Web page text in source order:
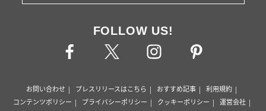
FOLLOW US!
お問い合わせ プレスリリースはこちら おすすめ記事
利用規約
コンテンツポリシー
プライバシーポリシー クッキーポリシー
運営会社